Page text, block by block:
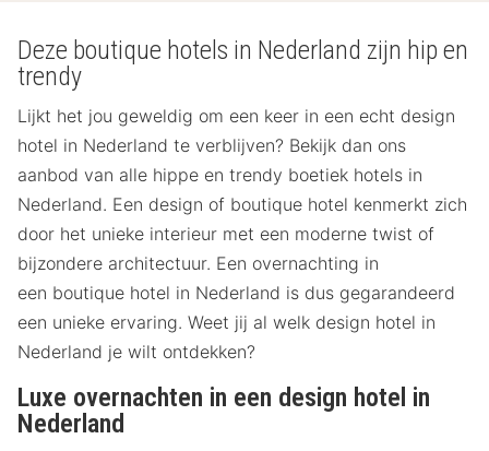
Deze boutique hotels in Nederland zijn hip en
trendy
Lijkt het jou geweldig om een keer in een echt design
hotel in Nederland te verblijven? Bekijk dan ons
aanbod van alle hippe en trendy boetiek hotels in
Nederland. Een design of boutique hotel kenmerkt zich
door het unieke interieur met een moderne twist of
bijzondere architectuur. Een overnachting in
een boutique hotel in Nederland is dus gegarandeerd
een unieke ervaring. Weet jij al welk design hotel in
Nederland je wilt ontdekken?
Luxe overnachten in een design hotel in
Nederland